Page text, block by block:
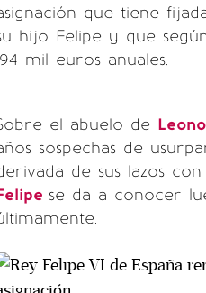
que tiene
hijo Felipe y que
mil euros anuales.
el abuelo de
sospechas de
de sus lazos
se da a conocer